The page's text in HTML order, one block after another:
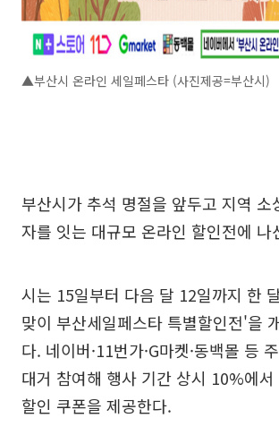
▲부산시 온라인 세일페스타 (사진제공=부산시)
부산시가 추석 명절을 앞두고 지역 소
자를 잇는 대규모 온라인 할인전에 나
시는 15일부터 다음 달 12일까지 한
맞이 부산세일페스타 특별할인전'을
다. 네이버·11번가·G마켓·동백몰 등
대거 참여해 행사 기간 상시 10%에
할인 쿠폰을 제공한다.